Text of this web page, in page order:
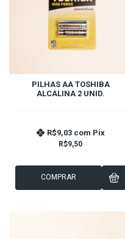
PILHAS AA TOSHIBA
ALCALINA 2 UNID.
R$9,50
R$9,03 com Pix
COMPRAR